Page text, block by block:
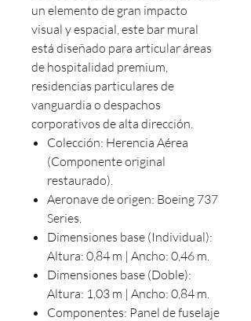
un elemento de gran impacto
visual y espacial, este bar mural
está diseñado para articular áreas
de hospitalidad premium,
residencias particulares de
vanguardia o despachos
corporativos de alta dirección.
Colección: Herencia Aérea
(Componente original
restaurado).
Aeronave de origen: Boeing 737
Series.
Dimensiones base (Individual):
Altura: 0,84 m | Ancho: 0,46 m.
Dimensiones base (Doble):
Altura: 1,03 m | Ancho: 0,84 m.
Componentes: Panel de fuselaje